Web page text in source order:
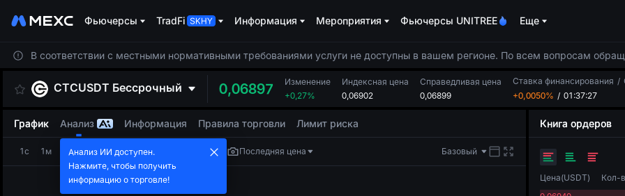
Фьючерсы TradFi Информация Мероприятия Фьючерсы UNITREE Еще
В соответствии с местными нормативными требованиями услуги не доступны в вашем регионе. По всем вопросам
CTCUSDT Бессрочный 0,06897
Изменение
+0,27%
Индексная цена
0,06902
Справедливая цена
0,06899
Ставка финансирования /
+0,0050% / 01:37:27
График Анализ Информация Правила торговли Лимит риска
1с 1м 5м 15м 1Ч 4Ч Последняя цена Базовый
Книга ордеров
Цена(USDT) Кол-
Анализ ИИ доступен.
Нажмите, чтобы получить
информацию о торговле!